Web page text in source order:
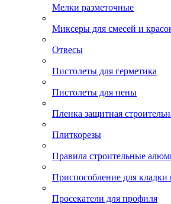
Мелки разметочные
Миксеры для смесей и
Отвесы
Пистолеты для герметика
Пистолеты для пены
Пленка защитная
Плиткорезы
Правила строительные
Приспособление для кладки
Просекатели для профиля